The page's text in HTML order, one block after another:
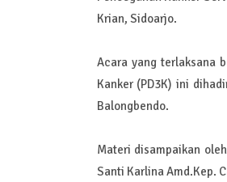
Krian, Sidoarjo.
Acara yang terlaksana
Kanker (PD3K) ini
Balongbendo.
Materi disampaikan
Santi Karlina Amd.Kep.